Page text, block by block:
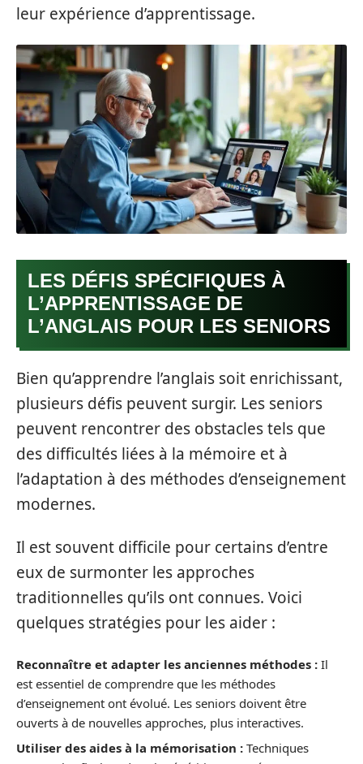
leur expérience d’apprentissage.
LES DÉFIS SPÉCIFIQUES À
L’APPRENTISSAGE DE
L’ANGLAIS POUR LES SENIORS
Bien qu’apprendre l’anglais soit enrichissant,
plusieurs défis peuvent surgir. Les seniors
peuvent rencontrer des obstacles tels que
des difficultés liées à la mémoire et à
l’adaptation à des méthodes d’enseignement
modernes.
Il est souvent difficile pour certains d’entre
eux de surmonter les approches
traditionnelles qu’ils ont connues. Voici
quelques stratégies pour les aider :
Reconnaître et adapter les anciennes méthodes : Il
est essentiel de comprendre que les méthodes
d’enseignement ont évolué. Les seniors doivent être
ouverts à de nouvelles approches, plus interactives.
Utiliser des aides à la mémorisation : Techniques